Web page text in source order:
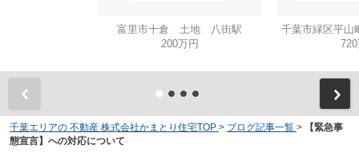
富里市十倉 土地 八街駅
200万円
千葉市緑区平
千葉エリアの 不動産 株式会社かまとり住宅TOP > ブログ記事一覧 >
【緊急事
態宣言】への対応について